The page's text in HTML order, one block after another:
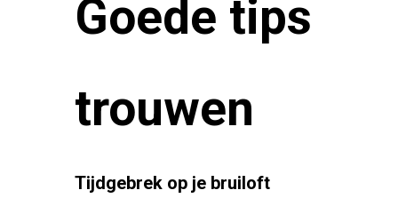
Goede tips
trouwen
Tijdgebrek op je bruiloft